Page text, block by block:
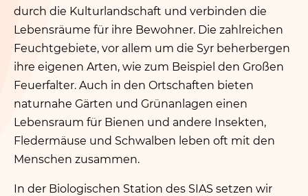
durch die Kulturlandschaft und verbinden die
Lebensräume für ihre Bewohner. Die zahlreichen
Feuchtgebiete, vor allem um die Syr beherbergen
ihre eigenen Arten, wie zum Beispiel den Großen
Feuerfalter. Auch in den Ortschaften bieten
naturnahe Gärten und Grünanlagen einen
Lebensraum für Bienen und andere Insekten,
Fledermäuse und Schwalben leben oft mit den
Menschen zusammen.
In der Biologischen Station des SIAS setzen wir